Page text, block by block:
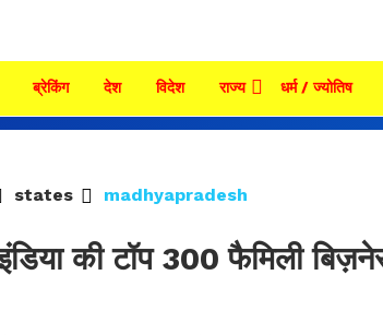
ब्रेकिंग देश विदेश राज्य धर्म / ज्योतिष
states madhyapradesh
की टॉप 300 फैमिली